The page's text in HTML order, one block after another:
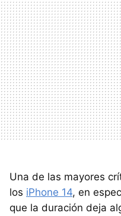
Una de las mayores
los iPhone 14, en
que la duración deja